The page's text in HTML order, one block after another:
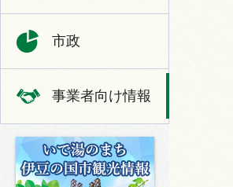
市政
事業者向け情報
いで湯のま